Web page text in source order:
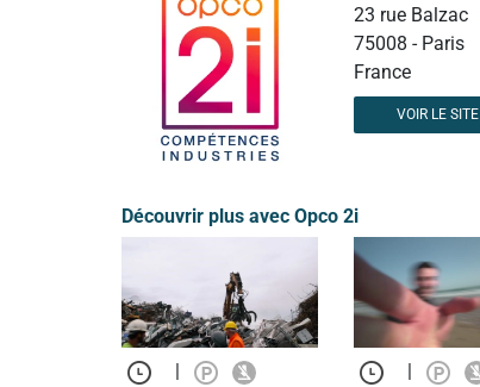
23 rue Balzac
75008 - Paris
France
VOIR LE SITE
Découvrir plus avec Opco 2i